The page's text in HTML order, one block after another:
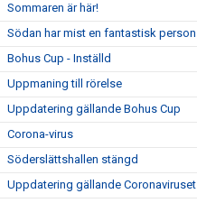
Sommaren är här!
Södan har mist en fantastisk person
Bohus Cup - Inställd
Uppmaning till rörelse
Uppdatering gällande Bohus Cup
Corona-virus
Söderslättshallen stängd
Uppdatering gällande Coronaviruset